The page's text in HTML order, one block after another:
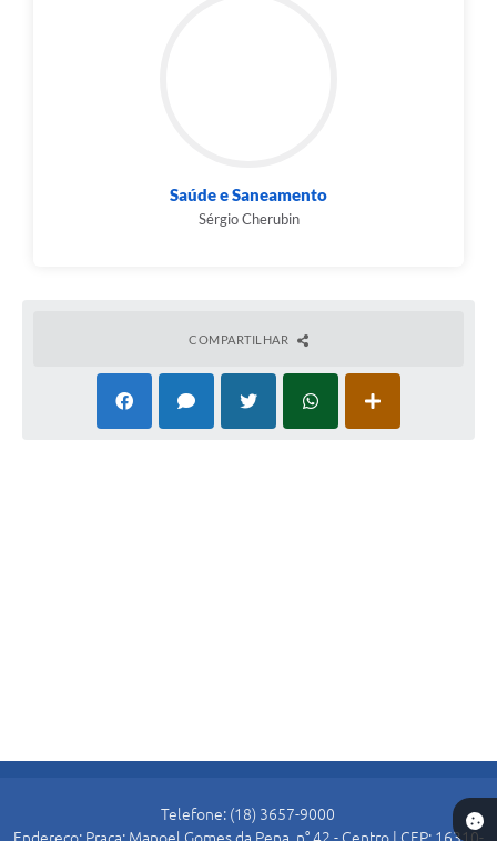
Saúde e Saneamento
Sérgio Cherubin
COMPARTILHAR
Telefone: (18) 3657-9000